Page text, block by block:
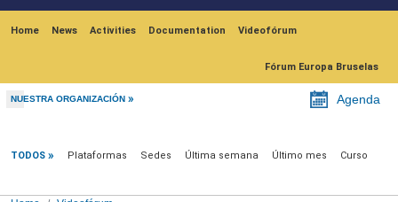
Home News Activities Documentation Videofórum
Fórum Europa Bruselas
NUESTRA ORGANIZACIÓN Agenda
TODOS Plataformas Sedes Última semana Último mes Curso